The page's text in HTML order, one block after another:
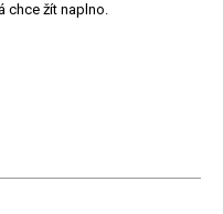
chce žít naplno.